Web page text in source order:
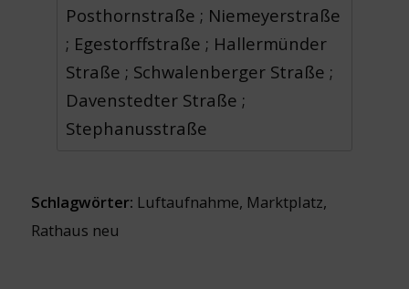
Posthornstraße ; Niemeyerstraße
; Egestorffstraße ; Hallermünder
Straße ; Schwalenberger Straße ;
Davenstedter Straße ;
Stephanusstraße
Schlagwörter: Luftaufnahme, Marktplatz,
Rathaus neu